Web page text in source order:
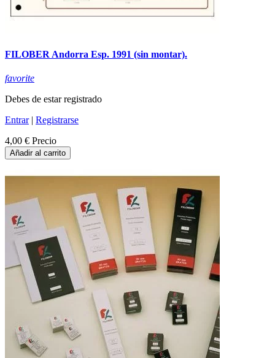
FILOBER Andorra Esp. 1991 (sin montar).
favorite
Debes de estar registrado
Entrar| Registrarse
4,00 € Precio
Añadir al carrito